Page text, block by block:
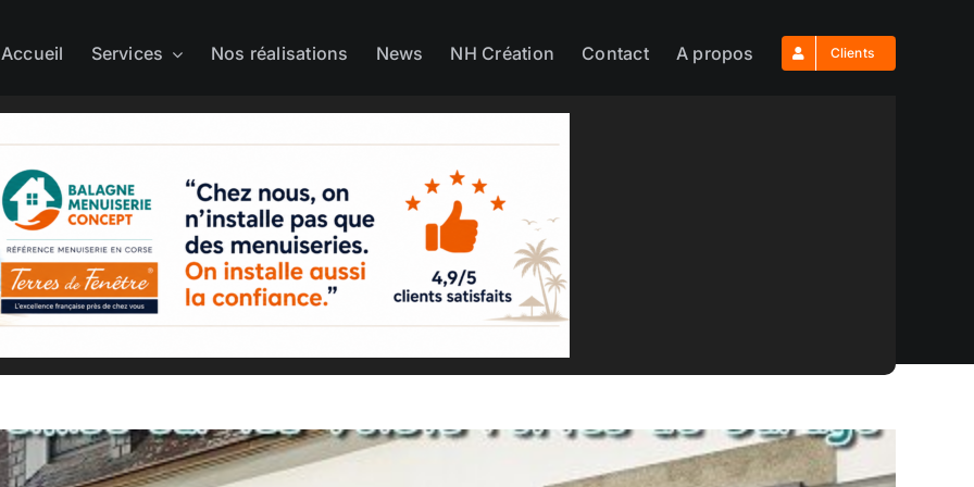
Accueil Services Nos réalisations News NH Création Contact A propos Clients